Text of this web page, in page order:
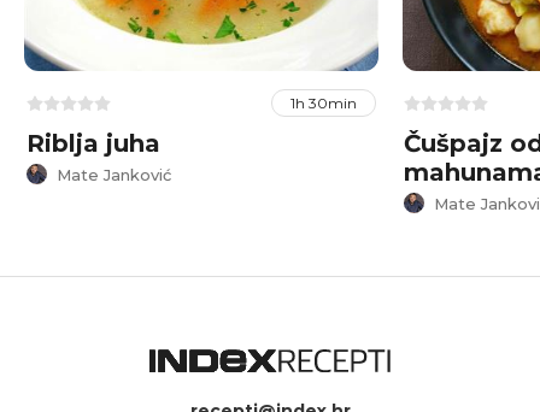
1h 30min
Riblja juha
Mate Janković
Čušpajz
Mate